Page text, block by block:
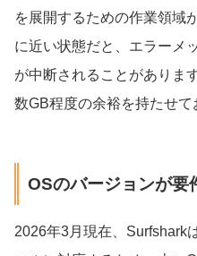
を展開するための作業領域
に近い状態だと、エラーメ
が中断されることがありま
数GB程度の余裕を持たせて
OSのバージョンが要
2026年3月現在、Surfshark